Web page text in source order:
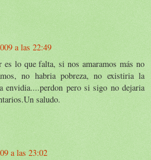
a las 22:49
es lo que falta, si nos amaramos más no
no habria pobreza, no existiria la
envidia....perdon pero si sigo no dejaria
saludo.
a las 23:02